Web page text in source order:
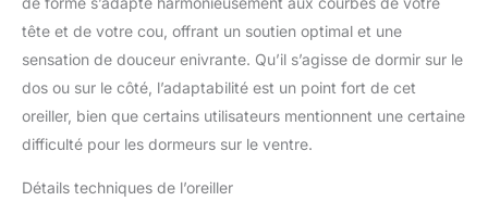
taille de 60x40 cm
assure une forme
constante et un
ajustement personnalisé,
absolue.
tête et de votre cou, offrant un soutien optimal et une
sensation de douceur enivrante. Qu’il s’agisse de dormir sur le
dos ou sur le côté, l’adaptabilité est un point fort de cet
oreiller, bien que certains utilisateurs mentionnent une certaine
difficulté pour les dormeurs sur le ventre.
Détails techniques de l’oreiller